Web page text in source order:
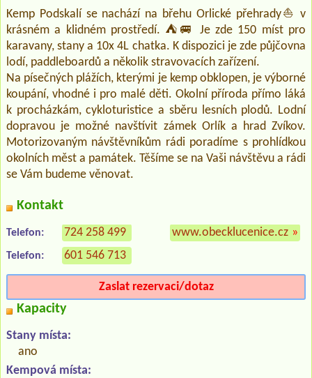
Kemp Podskalí se nachází na břehu Orlické přehrady⛵ v
krásném a klidném prostředí. ⛺🚐 Je zde 150 míst pro
karavany, stany a 10x 4L chatka. K dispozici je zde půjčovna
lodí, paddleboardů a několik stravovacích zařízení.
Na písečných plážích, kterými je kemp obklopen, je výborné
koupání, vhodné i pro malé děti. Okolní příroda přímo láká
k procházkám, cykloturistice a sběru lesních plodů. Lodní
dopravou je možné navštívit zámek Orlík a hrad Zvíkov.
Motorizovaným návštěvníkům rádi poradíme s prohlídkou
okolních měst a památek. Těšíme se na Vaši návštěvu a rádi
se Vám budeme věnovat.
Kontakt
Telefon: 724 258 499
Telefon: 601 546 713
www.obecklucenice.cz »
Zaslat rezervaci/dotaz
Kapacity
Stany místa:
ano
Kempová místa: